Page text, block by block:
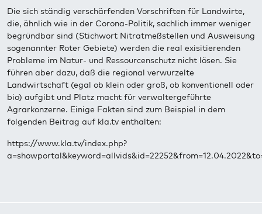
Die sich ständig verschärfenden Vorschriften für Landwirte,
die, ähnlich wie in der Corona-Politik, sachlich immer weniger
begründbar sind (Stichwort Nitratmeßstellen und Ausweisung
sogenannter Roter Gebiete) werden die real exisitierenden
Probleme im Natur- und Ressourcenschutz nicht lösen. Sie
führen aber dazu, daß die regional verwurzelte
Landwirtschaft (egal ob klein oder groß, ob konventionell oder
bio) aufgibt und Platz macht für verwaltergeführte
Agrarkonzerne. Einige Fakten sind zum Beispiel in dem
folgenden Beitrag auf kla.tv enthalten:
https://www.kla.tv/index.php?